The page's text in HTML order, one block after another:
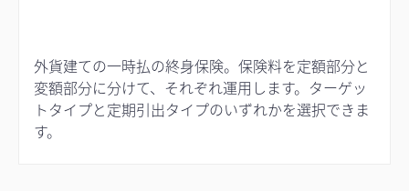
外貨建ての一時払の終身保険。保険料を定額部分と
変額部分に分けて、それぞれ運用します。ターゲッ
トタイプと定期引出タイプのいずれかを選択できま
す。